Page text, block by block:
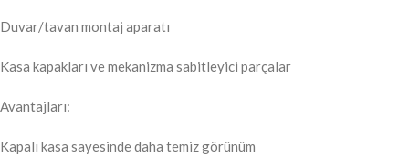
Duvar/tavan montaj aparatı
Kasa kapakları ve mekanizma sabitleyici parçalar
Avantajları:
Kapalı kasa sayesinde daha temiz görünüm